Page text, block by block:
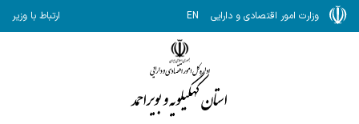
وزارت امور اقتصادی و دارایی EN ارتباط با وزیر